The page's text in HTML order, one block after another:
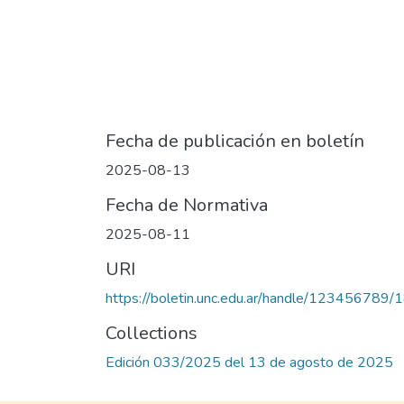
Fecha de publicación en boletín
2025-08-13
Fecha de Normativa
2025-08-11
URI
https://boletin.unc.edu.ar/handle/123456789/
Collections
Edición 033/2025 del 13 de agosto de 2025